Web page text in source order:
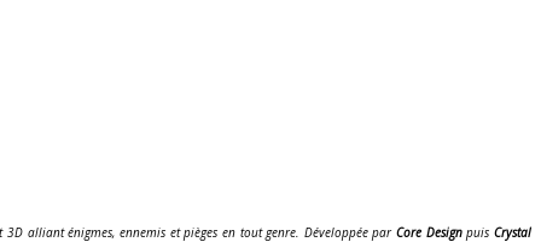
alliant énigmes, ennemis et pièges en tout genre. Développée parCore DesignpuisCrystal